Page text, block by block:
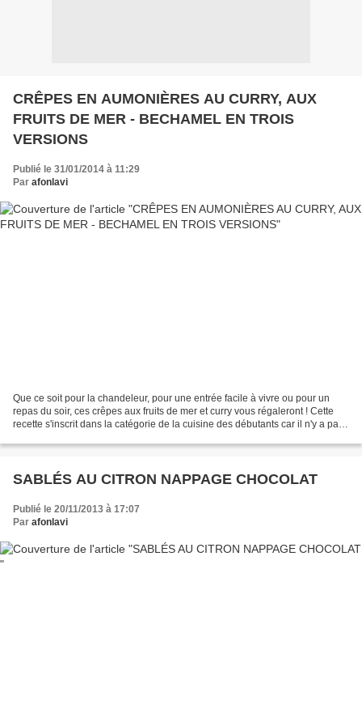
CRÊPES EN AUMONIÈRES AU CURRY, AUX
FRUITS DE MER - BECHAMEL EN TROIS
VERSIONS
Publié le 31/01/2014 à 11:29
Par afonlavi
Que ce soit pour la chandeleur, pour une entrée facile à vivre ou pour un
repas du soir, ces crêpes aux fruits de mer et curry vous régaleront ! Cette
recette s'inscrit dans la catégorie de la cuisine des débutants car il n'y a pas
SABLÉS AU CITRON NAPPAGE CHOCOLAT
Publié le 20/11/2013 à 17:07
Par afonlavi